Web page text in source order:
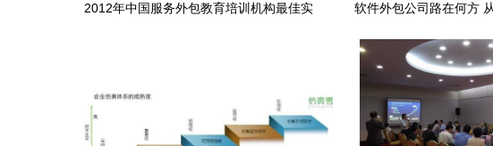
2012年中国服务外包教育培训机构最佳实
软件外包公司路在何方